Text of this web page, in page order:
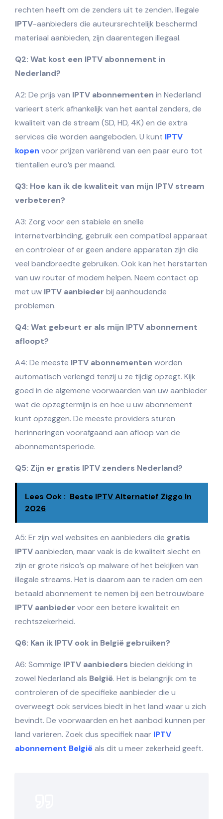
rechten heeft om de zenders uit te zenden. Illegale
IPTV-aanbieders die auteursrechtelijk beschermd
materiaal aanbieden, zijn daarentegen illegaal.
Q2: Wat kost een IPTV abonnement in
Nederland?
A2: De prijs van IPTV abonnementen in Nederland
varieert sterk afhankelijk van het aantal zenders, de
kwaliteit van de stream (SD, HD, 4K) en de extra
services die worden aangeboden. U kunt IPTV
kopen voor prijzen variërend van een paar euro tot
tientallen euro’s per maand.
Q3: Hoe kan ik de kwaliteit van mijn IPTV stream
verbeteren?
A3: Zorg voor een stabiele en snelle
internetverbinding, gebruik een compatibel apparaat
en controleer of er geen andere apparaten zijn die
veel bandbreedte gebruiken. Ook kan het herstarten
van uw router of modem helpen. Neem contact op
met uw IPTV aanbieder bij aanhoudende
problemen.
Q4: Wat gebeurt er als mijn IPTV abonnement
afloopt?
A4: De meeste IPTV abonnementen worden
automatisch verlengd tenzij u ze tijdig opzegt. Kijk
goed in de algemene voorwaarden van uw aanbieder
wat de opzegtermijn is en hoe u uw abonnement
kunt opzeggen. De meeste providers sturen
herinneringen voorafgaand aan afloop van de
abonnementsperiode.
Q5: Zijn er gratis IPTV zenders Nederland?
Lees Ook : Beste IPTV Alternatief Ziggo In
2026
A5: Er zijn wel websites en aanbieders die gratis
IPTVaanbieden, maar vaak is de kwaliteit slecht en
zijn er grote risico’s op malware of het bekijken van
illegale streams. Het is daarom aan te raden om een
betaald abonnement te nemen bij een betrouwbare
IPTV aanbieder voor een betere kwaliteit en
rechtszekerheid.
Q6: Kan ik IPTV ook in België gebruiken?
A6: Sommige IPTV aanbieders bieden dekking in
zowel Nederland als België. Het is belangrijk om te
controleren of de specifieke aanbieder die u
overweegt ook services biedt in het land waar u zich
bevindt. De voorwaarden en het aanbod kunnen per
land variëren. Zoek dus specifiek naar IPTV
abonnement Belgiëals dit u meer zekerheid geeft.